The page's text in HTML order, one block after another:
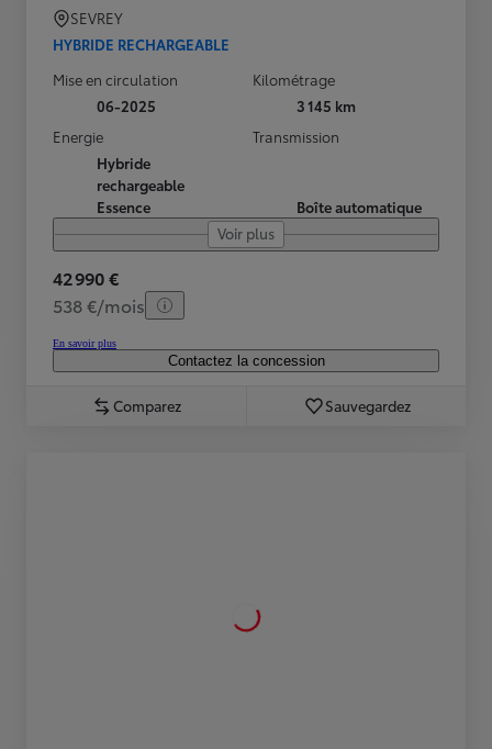
SEVREY
HYBRIDE RECHARGEABLE
Mise en circulation
06-2025
Kilométrage
3 145 km
Energie
Hybride
rechargeable
Essence
Transmission
Boîte automatique
Voir plus
42 990 €
538 €/mois
En savoir plus
Contactez la concession
Comparez Sauvegardez